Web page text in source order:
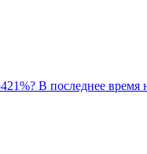
В последнее время